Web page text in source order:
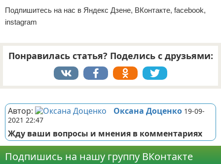
Подпишитесь на нас в Яндекс Дзене, ВКонтакте, facebook,
instagram
Понравилась статья? Поделись с друзьями:
Автор: Оксана Доценко 19-09-
2021 22:47
Жду ваши вопросы и мнения в комментариях
Подпишись на нашу группу ВКонтакте